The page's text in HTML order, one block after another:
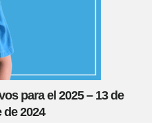
para el 2025 – 13 de
2024